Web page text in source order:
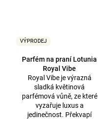
VÝPRODEJ
Parfém na praní Lotunia
Royal Vibe
Royal Vibe je výrazná
sladká květinová
parfémová vůně, ze které
vyzařuje luxus a
jedinečnost. Překvapí